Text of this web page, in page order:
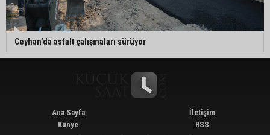
Ceyhan’da asfalt çalışmaları sürüyor
Ana Sayfa
Künye
İletişim
RSS